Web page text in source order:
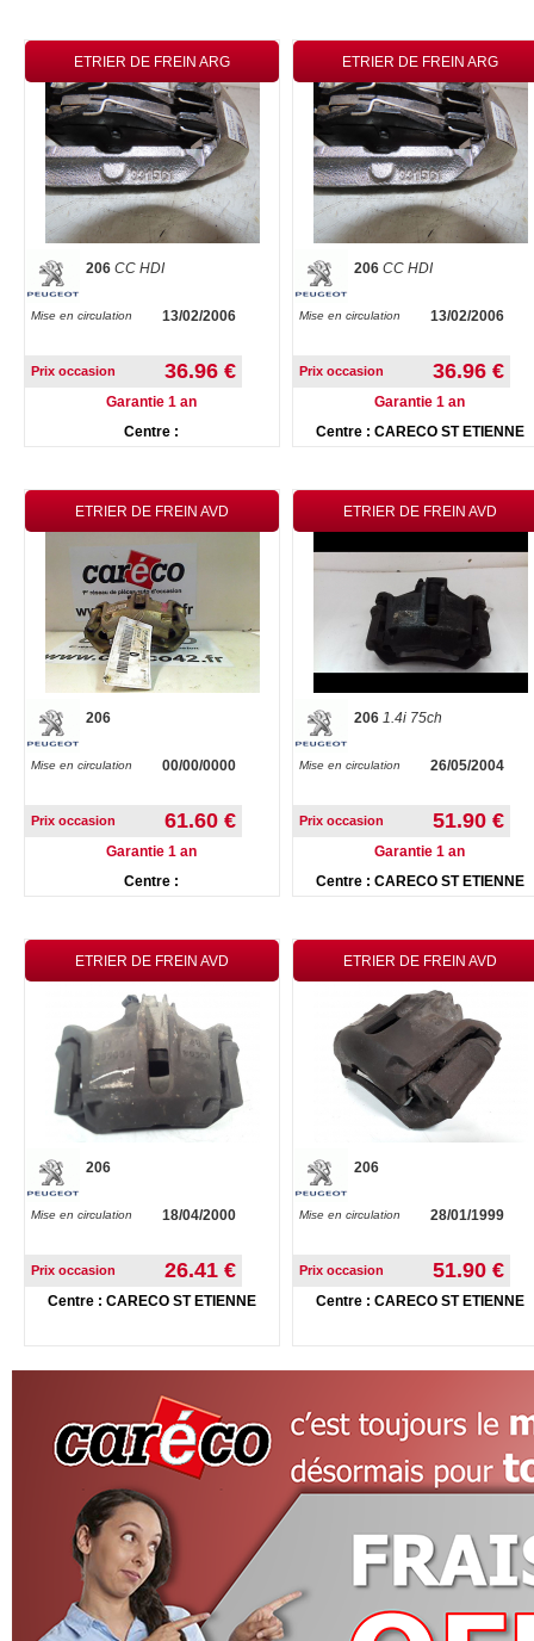
ETRIER DE FREIN ARG
206 CC HDI
Mise en circulation 13/02/2006
Prix occasion 36.96 €
Garantie 1 an
Centre :
ETRIER DE FREIN ARG
206 CC HDI
Mise en circulation 13/02/2006
Prix occasion 36.96 €
Garantie 1 an
Centre : CARECO ST ETIENNE
ETRIER DE FREIN AVD
206
Mise en circulation 00/00/0000
Prix occasion 61.60 €
Garantie 1 an
Centre :
ETRIER DE FREIN AVD
206 1.4i 75ch
Mise en circulation 26/05/2004
Prix occasion 51.90 €
Garantie 1 an
Centre : CARECO ST ETIENNE
ETRIER DE FREIN AVD
206
Mise en circulation 18/04/2000
Prix occasion 26.41 €
Centre : CARECO ST ETIENNE
ETRIER DE FREIN AVD
206
Mise en circulation 28/01/1999
Prix occasion 51.90 €
Centre : CARECO ST ETIENNE